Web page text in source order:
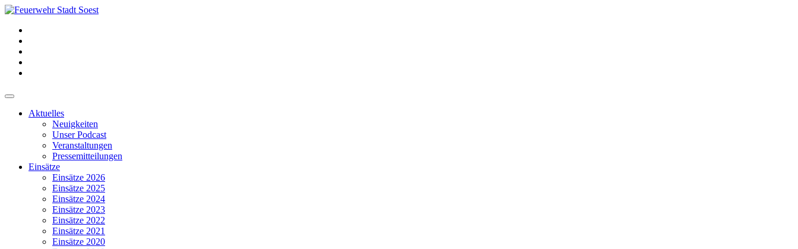
Aktuelles
Neuigkeiten
Unser Podcast
Veranstaltungen
Pressemitteilungen
Einsätze
Einsätze 2026
Einsätze 2025
Einsätze 2024
Einsätze 2023
Einsätze 2022
Einsätze 2021
Einsätze 2020